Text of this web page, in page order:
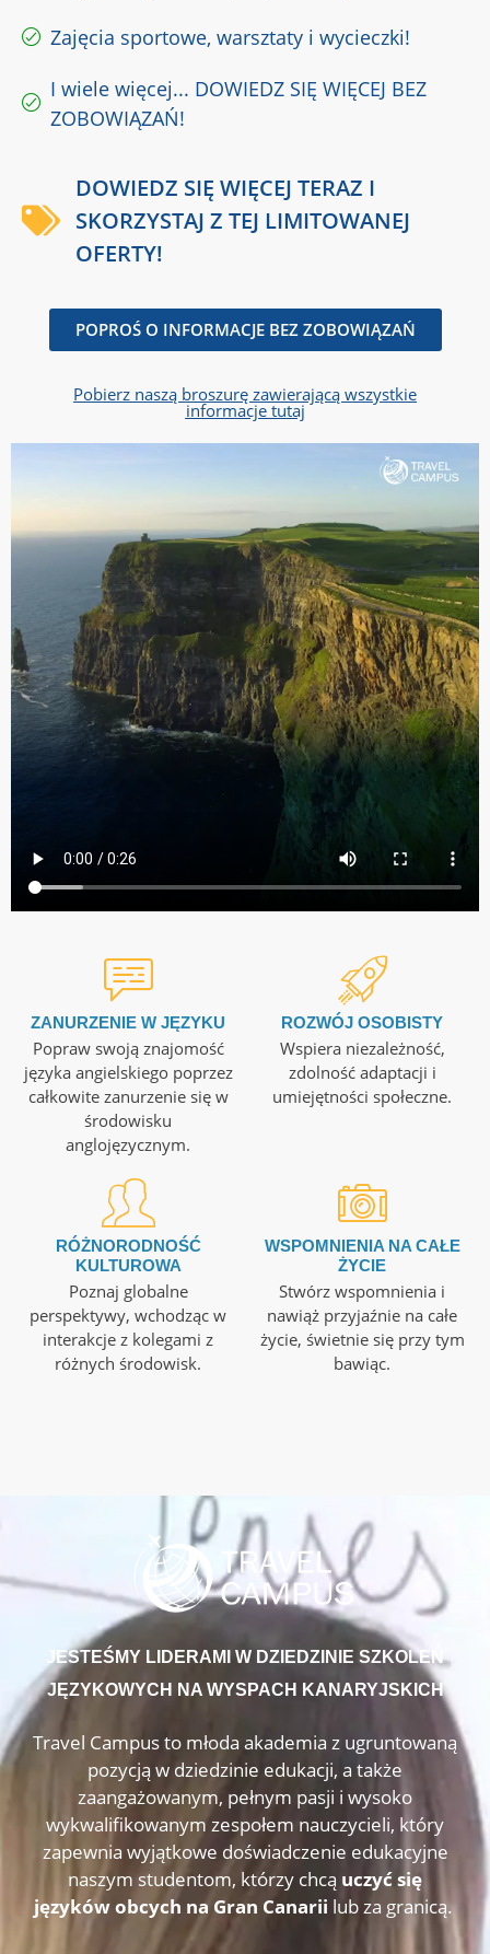
Zajęcia sportowe, warsztaty i wycieczki!
I wiele więcej... DOWIEDZ SIĘ WIĘCEJ BEZ
ZOBOWIĄZAŃ!
DOWIEDZ SIĘ WIĘCEJ TERAZ I
SKORZYSTAJ Z TEJ LIMITOWANEJ
OFERTY!
POPROŚ O INFORMACJE BEZ ZOBOWIĄZAŃ
Pobierz naszą broszurę zawierającą wszystkie
informacje tutaj
ZANURZENIE W JĘZYKU
Popraw swoją znajomość
języka angielskiego poprzez
całkowite zanurzenie się w
środowisku
anglojęzycznym.
ROZWÓJ OSOBISTY
Wspiera niezależność,
zdolność adaptacji i
umiejętności społeczne.
RÓŻNORODNOŚĆ
KULTUROWA
Poznaj globalne
perspektywy, wchodząc w
interakcje z kolegami z
różnych środowisk.
WSPOMNIENIA NA CAŁE
ŻYCIE
Stwórz wspomnienia i
nawiąż przyjaźnie na całe
życie, świetnie się przy tym
bawiąc.
JESTEŚMY LIDERAMI W DZIEDZINIE SZKOLEŃ
JĘZYKOWYCH NA WYSPACH KANARYJSKICH
Travel Campus to młoda akademia z ugruntowaną
pozycją w dziedzinie edukacji, a także
zaangażowanym, pełnym pasji i wysoko
wykwalifikowanym zespołem nauczycieli, który
zapewnia wyjątkowe doświadczenie edukacyjne
naszym studentom, którzy chcą uczyć się
języków obcych na Gran Canarii lub za granicą.